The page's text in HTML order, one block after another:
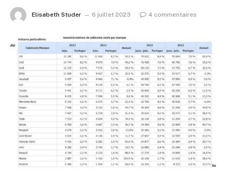
Elisabeth Studer 6 juillet 2023 4 commentaires